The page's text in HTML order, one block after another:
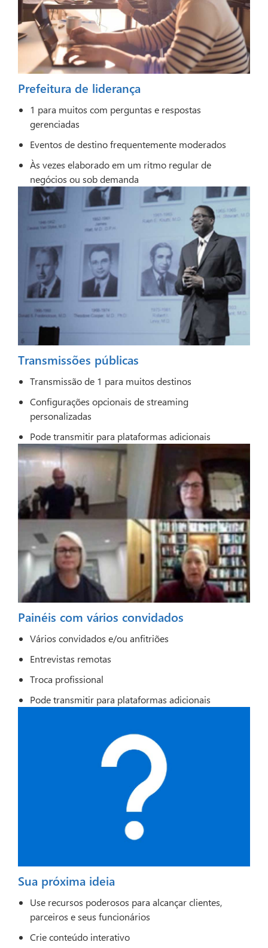
Prefeitura de liderança
1 para muitos com perguntas e respostas
gerenciadas
Eventos de destino frequentemente moderados
Às vezes elaborado em um ritmo regular de
negócios ou sob demanda
Transmissões públicas
Transmissão de 1 para muitos destinos
Configurações opcionais de streaming
personalizadas
Pode transmitir para plataformas adicionais
Painéis com vários convidados
Vários convidados e/ou anfitriões
Entrevistas remotas
Troca profissional
Pode transmitir para plataformas adicionais
Sua próxima ideia
Use recursos poderosos para alcançar clientes,
parceiros e seus funcionários
Crie conteúdo interativo